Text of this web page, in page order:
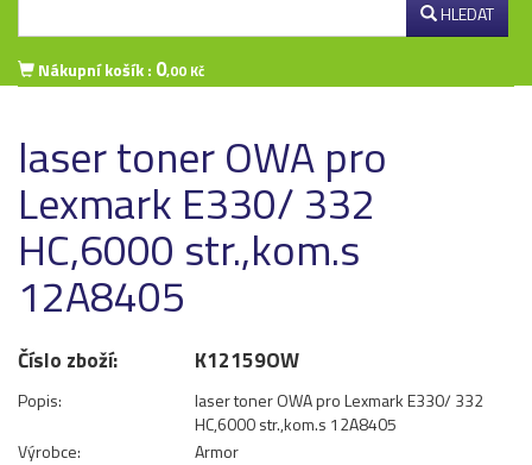
HLEDAT
Nákupní košík : 0,00 Kč
Přihlásit se
Výrobci
laser toner OWA pro
Lexmark E330/ 332
HC,6000 str.,kom.s
12A8405
Číslo zboží: K12159OW
Popis:
laser toner OWA pro Lexmark E330/ 332
HC,6000 str.,kom.s 12A8405
Výrobce:
Armor